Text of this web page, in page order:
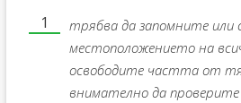
трябва да запомните или
местоположението на
освободите частта от
внимателно да